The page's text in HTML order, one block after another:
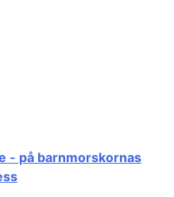
- på barnmorskornas